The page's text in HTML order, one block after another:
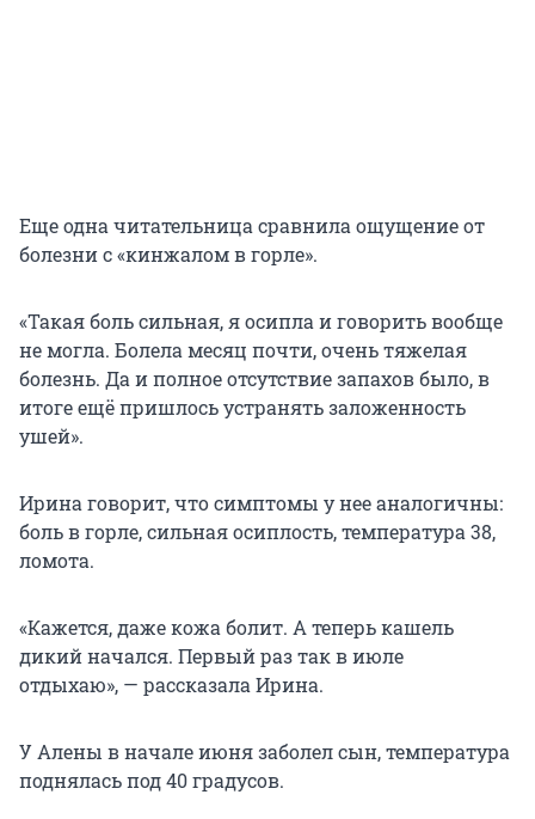
Еще одна читательница сравнила ощущение от
болезни с «кинжалом в горле».
«Такая боль сильная, я осипла и говорить вообще
не могла. Болела месяц почти, очень тяжелая
болезнь. Да и полное отсутствие запахов было, в
итоге ещё пришлось устранять заложенность
ушей».
Ирина говорит, что симптомы у нее аналогичны:
боль в горле, сильная осиплость, температура 38,
ломота.
«Кажется, даже кожа болит. А теперь кашель
дикий начался. Первый раз так в июле
отдыхаю», — рассказала Ирина.
У Алены в начале июня заболел сын, температура
поднялась под 40 градусов.